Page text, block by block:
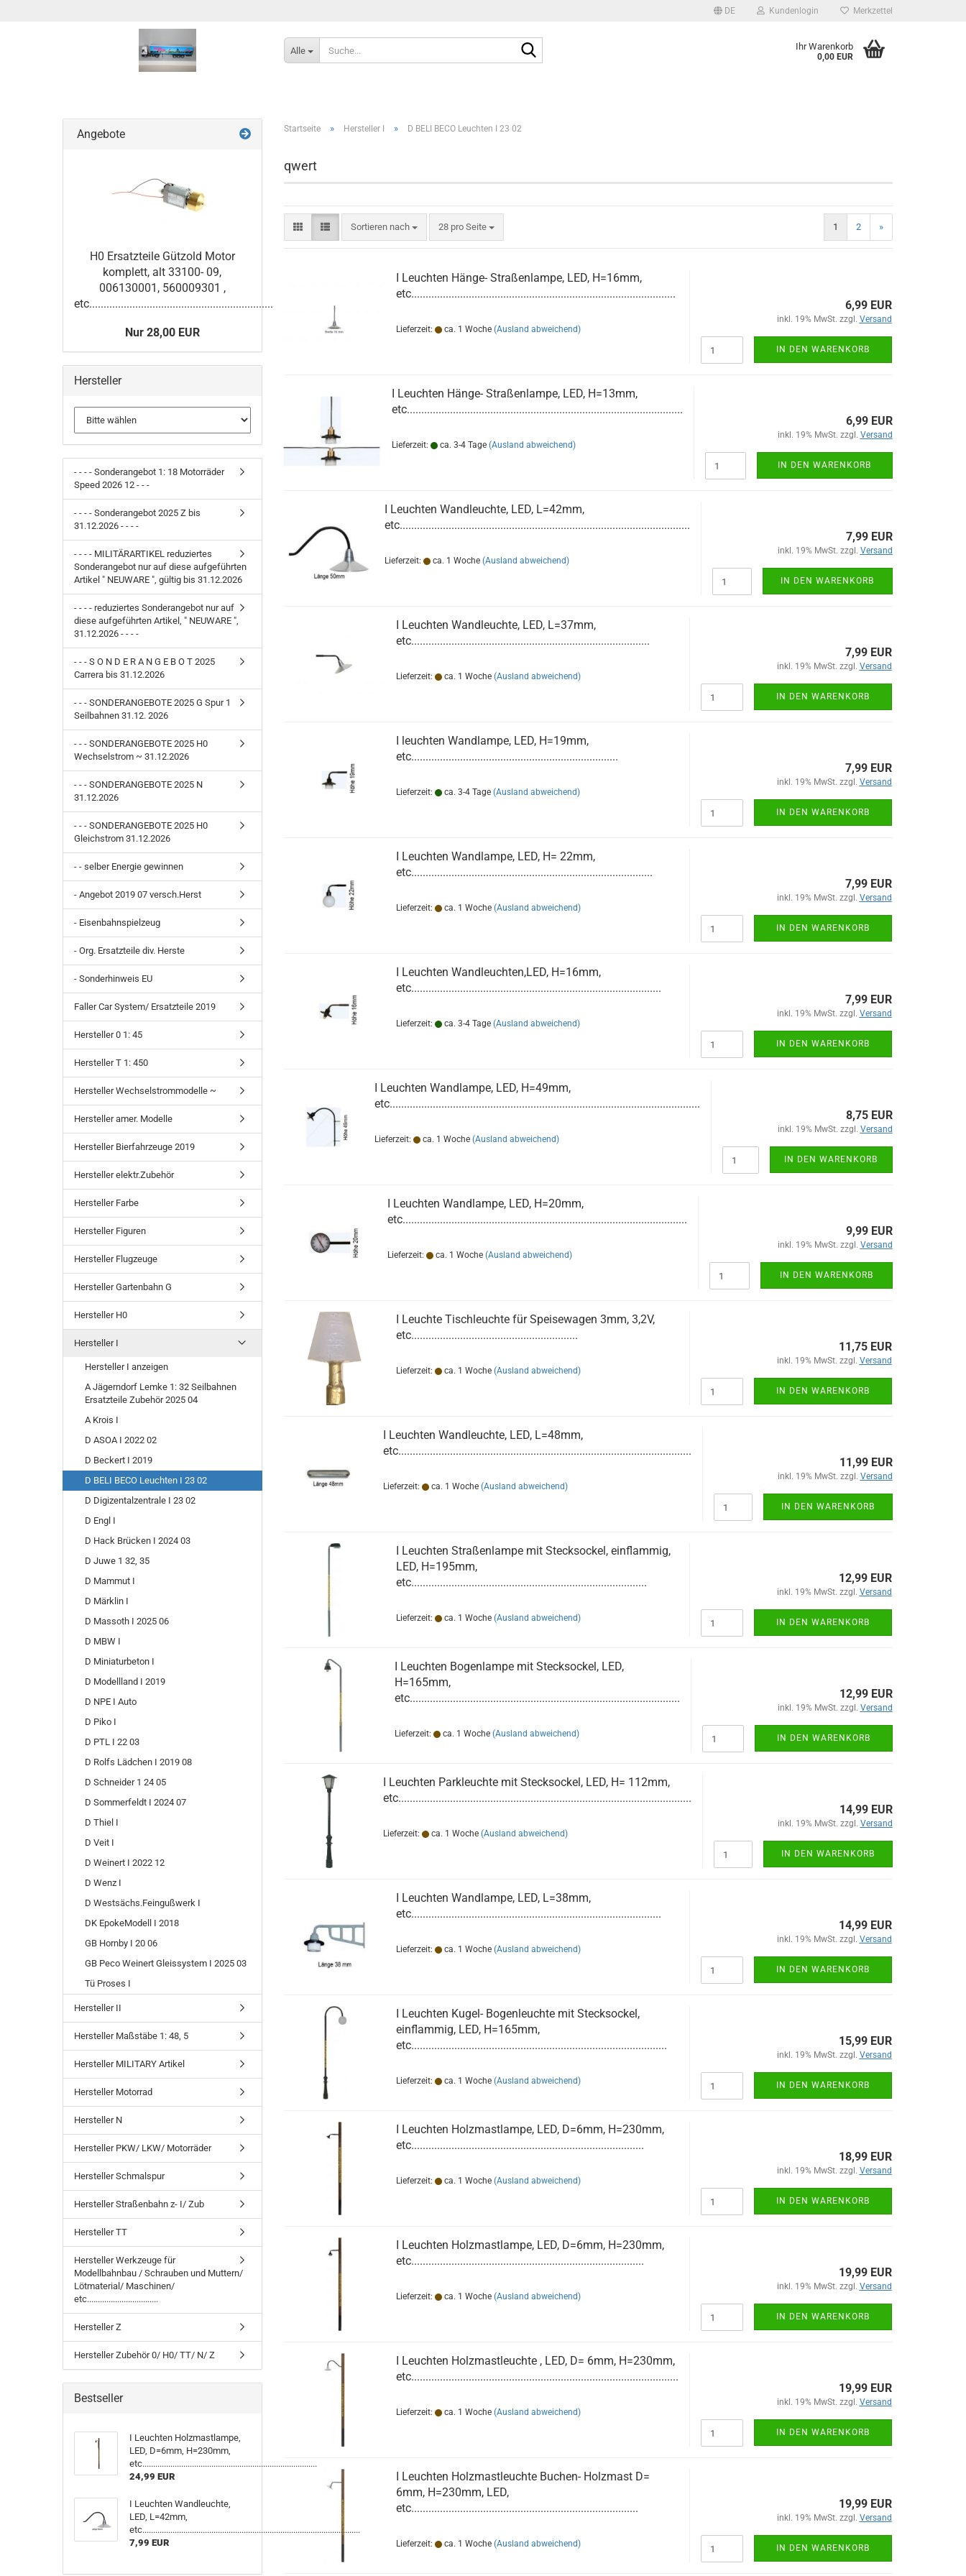
DE Kundenlogin Merkzettel
Alle Ihr Warenkorb
0,00 EUR
Startseite » Hersteller I » D BELI BECO Leuchten I 23 02
qwert
Sortieren nach
Sortieren nach 28 pro Seite
pro Seite 1 2 »
I Leuchten Hänge- Straßenlampe, LED, H=16mm,
etc............................................................................................
Lieferzeit: ca. 1 Woche (Ausland abweichend)
6,99 EUR
inkl. 19% MwSt. zzgl. Versand
IN DEN WARENKORB
I Leuchten Hänge- Straßenlampe, LED, H=13mm,
etc................................................................................................
Lieferzeit: ca. 3-4 Tage (Ausland abweichend)
6,99 EUR
inkl. 19% MwSt. zzgl. Versand
IN DEN WARENKORB
I Leuchten Wandleuchte, LED, L=42mm,
etc.....................................................................................................
Lieferzeit: ca. 1 Woche (Ausland abweichend)
7,99 EUR
inkl. 19% MwSt. zzgl. Versand
IN DEN WARENKORB
I Leuchten Wandleuchte, LED, L=37mm,
etc...................................................................................
Lieferzeit: ca. 1 Woche (Ausland abweichend)
7,99 EUR
inkl. 19% MwSt. zzgl. Versand
IN DEN WARENKORB
I leuchten Wandlampe, LED, H=19mm,
etc........................................................................
Lieferzeit: ca. 3-4 Tage (Ausland abweichend)
7,99 EUR
inkl. 19% MwSt. zzgl. Versand
IN DEN WARENKORB
I Leuchten Wandlampe, LED, H= 22mm,
etc....................................................................................
Lieferzeit: ca. 1 Woche (Ausland abweichend)
7,99 EUR
inkl. 19% MwSt. zzgl. Versand
IN DEN WARENKORB
I Leuchten Wandleuchten,LED, H=16mm,
etc.......................................................................................
Lieferzeit: ca. 3-4 Tage (Ausland abweichend)
7,99 EUR
inkl. 19% MwSt. zzgl. Versand
IN DEN WARENKORB
I Leuchten Wandlampe, LED, H=49mm,
etc............................................................................................................
Lieferzeit: ca. 1 Woche (Ausland abweichend)
8,75 EUR
inkl. 19% MwSt. zzgl. Versand
IN DEN WARENKORB
I Leuchten Wandlampe, LED, H=20mm,
etc...................................................................................................
Lieferzeit: ca. 1 Woche (Ausland abweichend)
9,99 EUR
inkl. 19% MwSt. zzgl. Versand
IN DEN WARENKORB
I Leuchte Tischleuchte für Speisewagen 3mm, 3,2V,
etc..........................................................
Lieferzeit: ca. 1 Woche (Ausland abweichend)
11,75 EUR
inkl. 19% MwSt. zzgl. Versand
IN DEN WARENKORB
I Leuchten Wandleuchte, LED, L=48mm,
etc......................................................................................................
Lieferzeit: ca. 1 Woche (Ausland abweichend)
11,99 EUR
inkl. 19% MwSt. zzgl. Versand
IN DEN WARENKORB
I Leuchten Straßenlampe mit Stecksockel, einflammig,
LED, H=195mm,
etc..................................................................................
Lieferzeit: ca. 1 Woche (Ausland abweichend)
12,99 EUR
inkl. 19% MwSt. zzgl. Versand
IN DEN WARENKORB
I Leuchten Bogenlampe mit Stecksockel, LED,
H=165mm,
etc..............................................................................................
Lieferzeit: ca. 1 Woche (Ausland abweichend)
12,99 EUR
inkl. 19% MwSt. zzgl. Versand
IN DEN WARENKORB
I Leuchten Parkleuchte mit Stecksockel, LED, H= 112mm,
etc......................................................................................................
Lieferzeit: ca. 1 Woche (Ausland abweichend)
14,99 EUR
inkl. 19% MwSt. zzgl. Versand
IN DEN WARENKORB
I Leuchten Wandlampe, LED, L=38mm,
etc.......................................................................................
Lieferzeit: ca. 1 Woche (Ausland abweichend)
14,99 EUR
inkl. 19% MwSt. zzgl. Versand
IN DEN WARENKORB
I Leuchten Kugel- Bogenleuchte mit Stecksockel,
einflammig, LED, H=165mm,
etc.........................................................................................
Lieferzeit: ca. 1 Woche (Ausland abweichend)
15,99 EUR
inkl. 19% MwSt. zzgl. Versand
IN DEN WARENKORB
I Leuchten Holzmastlampe, LED, D=6mm, H=230mm,
etc.................................................................................
Lieferzeit: ca. 1 Woche (Ausland abweichend)
18,99 EUR
inkl. 19% MwSt. zzgl. Versand
IN DEN WARENKORB
I Leuchten Holzmastlampe, LED, D=6mm, H=230mm,
etc.................................................................................
Lieferzeit: ca. 1 Woche (Ausland abweichend)
19,99 EUR
inkl. 19% MwSt. zzgl. Versand
IN DEN WARENKORB
I Leuchten Holzmastleuchte , LED, D= 6mm, H=230mm,
etc.............................................................................................
Lieferzeit: ca. 1 Woche (Ausland abweichend)
19,99 EUR
inkl. 19% MwSt. zzgl. Versand
IN DEN WARENKORB
I Leuchten Holzmastleuchte Buchen- Holzmast D=
6mm, H=230mm, LED,
etc...............................................................................
Lieferzeit: ca. 1 Woche (Ausland abweichend)
19,99 EUR
inkl. 19% MwSt. zzgl. Versand
IN DEN WARENKORB
Angebote
H0 Ersatzteile Gützold Motor
komplett, alt 33100- 09,
006130001, 560009301 ,
etc................................................................
Nur 28,00 EUR
Hersteller
- - - - Sonderangebot 1: 18 Motorräder
Speed 2026 12 - - -
- - - - Sonderangebot 2025 Z bis
31.12.2026 - - - -
- - - - MILITÄRARTIKEL reduziertes
Sonderangebot nur auf diese aufgeführten
Artikel " NEUWARE ", gültig bis 31.12.2026
- - - - reduziertes Sonderangebot nur auf
diese aufgeführten Artikel, " NEUWARE ",
31.12.2026 - - - -
- - - S O N D E R A N G E B O T 2025
Carrera bis 31.12.2026
- - - SONDERANGEBOTE 2025 G Spur 1
Seilbahnen 31.12. 2026
- - - SONDERANGEBOTE 2025 H0
Wechselstrom ~ 31.12.2026
- - - SONDERANGEBOTE 2025 N
31.12.2026
- - - SONDERANGEBOTE 2025 H0
Gleichstrom 31.12.2026
- - selber Energie gewinnen
- Angebot 2019 07 versch.Herst
- Eisenbahnspielzeug
- Org. Ersatzteile div. Herste
- Sonderhinweis EU
Faller Car System/ Ersatzteile 2019
Hersteller 0 1: 45
Hersteller T 1: 450
Hersteller Wechselstrommodelle ~
Hersteller amer. Modelle
Hersteller Bierfahrzeuge 2019
Hersteller elektr.Zubehör
Hersteller Farbe
Hersteller Figuren
Hersteller Flugzeuge
Hersteller Gartenbahn G
Hersteller H0
Hersteller I
Hersteller I anzeigen
A Jägerndorf Lemke 1: 32 Seilbahnen
Ersatzteile Zubehör 2025 04
A Krois I
D ASOA I 2022 02
D Beckert I 2019
D BELI BECO Leuchten I 23 02
D Digizentalzentrale I 23 02
D Engl I
D Hack Brücken I 2024 03
D Juwe 1 32, 35
D Mammut I
D Märklin I
D Massoth I 2025 06
D MBW I
D Miniaturbeton I
D Modellland I 2019
D NPE I Auto
D Piko I
D PTL I 22 03
D Rolfs Lädchen I 2019 08
D Schneider 1 24 05
D Sommerfeldt I 2024 07
D Thiel I
D Veit I
D Weinert I 2022 12
D Wenz I
D Westsächs.Feingußwerk I
DK EpokeModell I 2018
GB Hornby I 20 06
GB Peco Weinert Gleissystem I 2025 03
Tü Proses I
Hersteller II
Hersteller Maßstäbe 1: 48, 5
Hersteller MILITARY Artikel
Hersteller Motorrad
Hersteller N
Hersteller PKW/ LKW/ Motorräder
Hersteller Schmalspur
Hersteller Straßenbahn z- I/ Zub
Hersteller TT
Hersteller Werkzeuge für
Modellbahnbau / Schrauben und Muttern/
Lötmaterial/ Maschinen/
etc.................................
Hersteller Z
Hersteller Zubehör 0/ H0/ TT/ N/ Z
Bestseller
I Leuchten Holzmastlampe,
LED, D=6mm, H=230mm,
etc.................................................................................
24,99 EUR
I Leuchten Wandleuchte,
LED, L=42mm,
etc.....................................................................................................
7,99 EUR